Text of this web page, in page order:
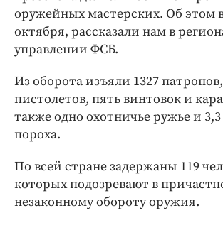
Интересное чтиво
Клиника года
Бренд года
оружейных мастерских. Об этом
октября, рассказали нам в
управлении ФСБ.
Из оборота изъяли 1327
пистолетов, пять винтовок и
также одно охотничье ружье и
пороха.
По всей стране задержаны 119
которых подозревают в
незаконному обороту оружия.